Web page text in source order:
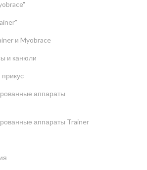
и Myobrace
и канюли
аппараты
аппараты Trainer